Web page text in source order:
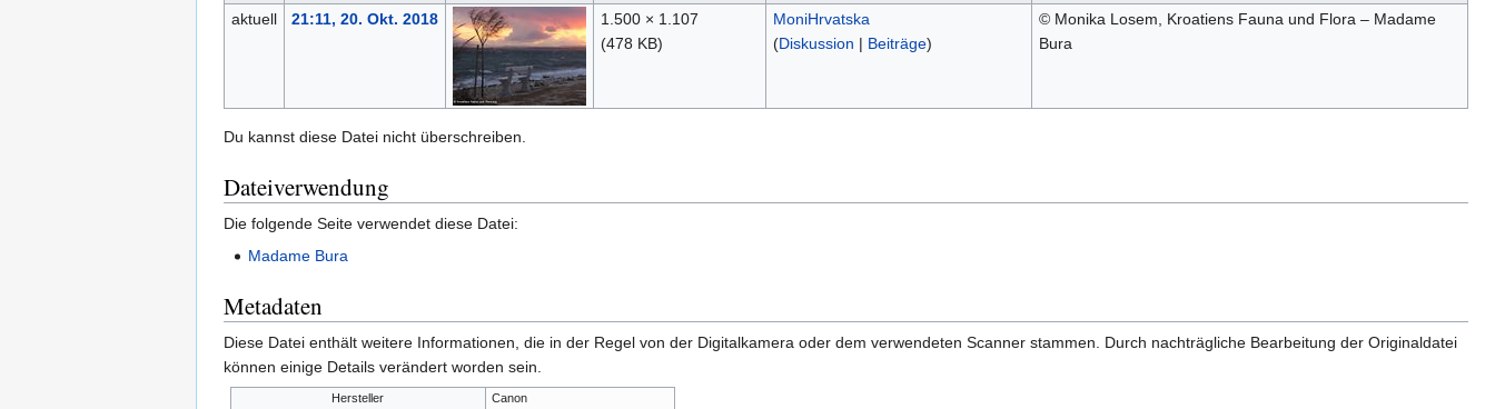
aktuell
21:11, 20. Okt. 2018
1.500 × 1.107
(478 KB)
MoniHrvatska
(Diskussion | Beiträge)
© Monika Losem, Kroatiens Fauna und Flora – Madame
Bura
Du kannst diese Datei nicht überschreiben.
Dateiverwendung
Die folgende Seite verwendet diese Datei:
Madame Bura
Metadaten
Diese Datei enthält weitere Informationen, die in der Regel von der Digitalkamera oder dem verwendeten Scanner stammen. Durch nachträgliche Bearbeitung der Originaldatei
können einige Details verändert worden sein.
Hersteller Canon